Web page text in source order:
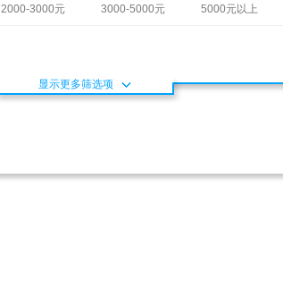
2000-3000元 3000-5000元 5000元以上
显示更多筛选项